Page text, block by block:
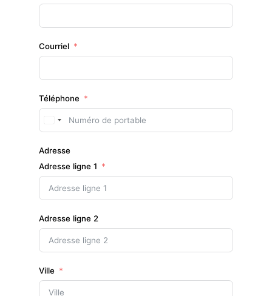
Courriel
Téléphone
Canada
+1
Adresse
Adresse ligne 1
Adresse ligne 2
Ville